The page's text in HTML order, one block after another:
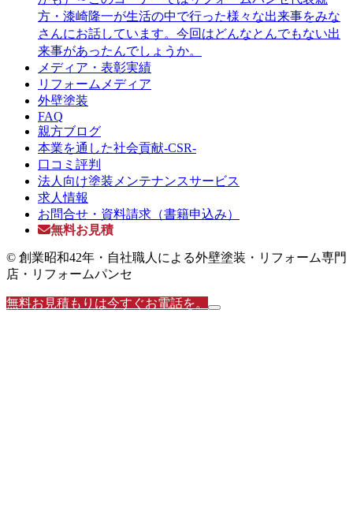
方・漆崎隆一が生活の中で行った様々な出来事をみな
さんにお話しています。今回はどんなとんでもない出
来事があったんでしょうか。
メディア・表彰実績
リフォームメディア
外壁塗装
FAQ
親方ブログ
本業を通した社会貢献-CSR-
口コミ評判
法人向け塗装メンテナンスサービス
求人情報
お問合せ・資料請求（書籍申込み）
無料お見積
© 創業昭和42年・自社職人による外壁塗装・リフォーム専門
店・リフォームパンセ
無料お見積もりは今すぐお電話を。